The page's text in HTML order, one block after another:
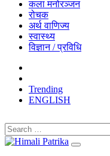
कला मनोरञ्जन
रोचक
अर्थ वाणिज्य
स्वास्थ्य
विज्ञान / प्रविधि
Trending
ENGLISH